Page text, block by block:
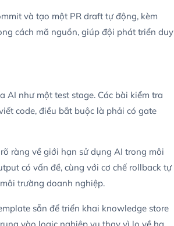
và tạo một PR draft tự động, kèm
cách mã nguồn, giúp đội phát triển duy
AI như một test stage. Các bài kiểm tra
code, điều bắt buộc là phải có gate
ràng về giới hạn sử dụng AI trong môi
có vấn đề, cùng với cơ chế rollback tự
trường doanh nghiệp.
sẵn để triển khai knowledge store